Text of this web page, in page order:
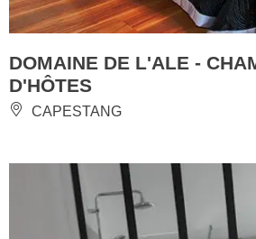
DOMAINE DE L'ALE -
D'HÔTES
CAPESTANG